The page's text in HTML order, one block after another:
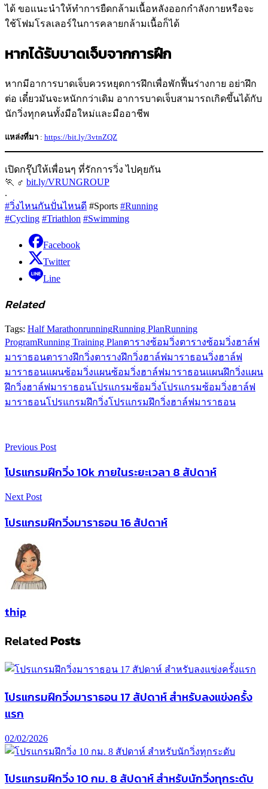
ได้ ขอแนะนำให้ทำการยืดกล้ามเนื้อหลังออกกำลังกายหรือจะ
ใช้โฟมโรลเลอร์ในการคลายกล้ามเนื้อก็ได้
หากได้รับบาดเจ็บจากการฝึก
หากมีอาการบาดเจ็บควรหยุดการฝึกเพื่อพักฟื้นร่างกาย อย่าฝึก
ต่อ เดี๋ยวมันจะหนักกว่าเดิม อาการบาดเจ็บสามารถเกิดขึ้นได้กับ
นักวิ่งทุกคนทั้งมือใหม่และมืออาชีพ
แหล่งที่มา : https://bit.ly/3vtnZQZ
เปิดกรุ๊ปให้เพื่อนๆ ที่รักการวิ่ง ไปคุยกัน
🏃 ‍♂ bit.ly/VRUNGROUP
.
#วิ่งไหนกันปั่นไหนดี #Sports #Running
#Cycling #Triathlon #Swimming
Facebook
Twitter
Line
Related
Tags: Half MarathonrunningRunning PlanRunning
ProgramRunning Training Planตารางซ้อมวิ่งตารางซ้อมวิ่งฮาล์ฟ
มาราธอนตารางฝึกวิ่งตารางฝึกวิ่งฮาล์ฟมาราธอนวิ่งฮาล์ฟ
มาราธอนแผนซ้อมวิ่งแผนซ้อมวิ่งฮาล์ฟมาราธอนแผนฝึกวิ่งแผน
ฝึกวิ่งฮาล์ฟมาราธอนโปรแกรมซ้อมวิ่งโปรแกรมซ้อมวิ่งฮาล์ฟ
มาราธอนโปรแกรมฝึกวิ่งโปรแกรมฝึกวิ่งฮาล์ฟมาราธอน
Previous Post
โปรแกรมฝึกวิ่ง 10k ภายในระยะเวลา 8 สัปดาห์
Next Post
โปรแกรมฝึกวิ่งมาราธอน 16 สัปดาห์
thip
Related Posts
โปรแกรมฝึกวิ่งมาราธอน 17 สัปดาห์ สำหรับลงแข่งครั้ง
แรก
02/02/2026
โปรแกรมฝึกวิ่ง 10 กม. 8 สัปดาห์ สำหรับนักวิ่งทุกระดับ